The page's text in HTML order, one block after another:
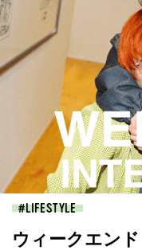
LIFESTYLE
ウィークエン